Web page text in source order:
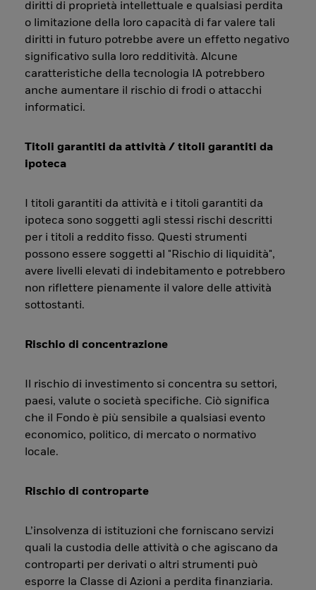
diritti di proprietà intellettuale e qualsiasi perdita
o limitazione della loro capacità di far valere tali
diritti in futuro potrebbe avere un effetto negativo
significativo sulla loro redditività. Alcune
caratteristiche della tecnologia IA potrebbero
anche aumentare il rischio di frodi o attacchi
informatici.
Titoli garantiti da attività / titoli garantiti da
ipoteca
I titoli garantiti da attività e i titoli garantiti da
ipoteca sono soggetti agli stessi rischi descritti
per i titoli a reddito fisso. Questi strumenti
possono essere soggetti al "Rischio di liquidità",
avere livelli elevati di indebitamento e potrebbero
non riflettere pienamente il valore delle attività
sottostanti.
Rischio di concentrazione
Il rischio di investimento si concentra su settori,
paesi, valute o società specifiche. Ciò significa
che il Fondo è più sensibile a qualsiasi evento
economico, politico, di mercato o normativo
locale.
Rischio di controparte
L’insolvenza di istituzioni che forniscano servizi
quali la custodia delle attività o che agiscano da
controparti per derivati o altri strumenti può
esporre la Classe di Azioni a perdita finanziaria.